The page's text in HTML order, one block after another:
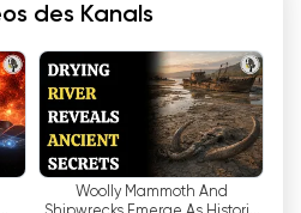
Ereignisse und
sein. Es kann jedoch
finden, die fundierte
Berichte
- The World is One
des Kanals
Woolly Mammoth And